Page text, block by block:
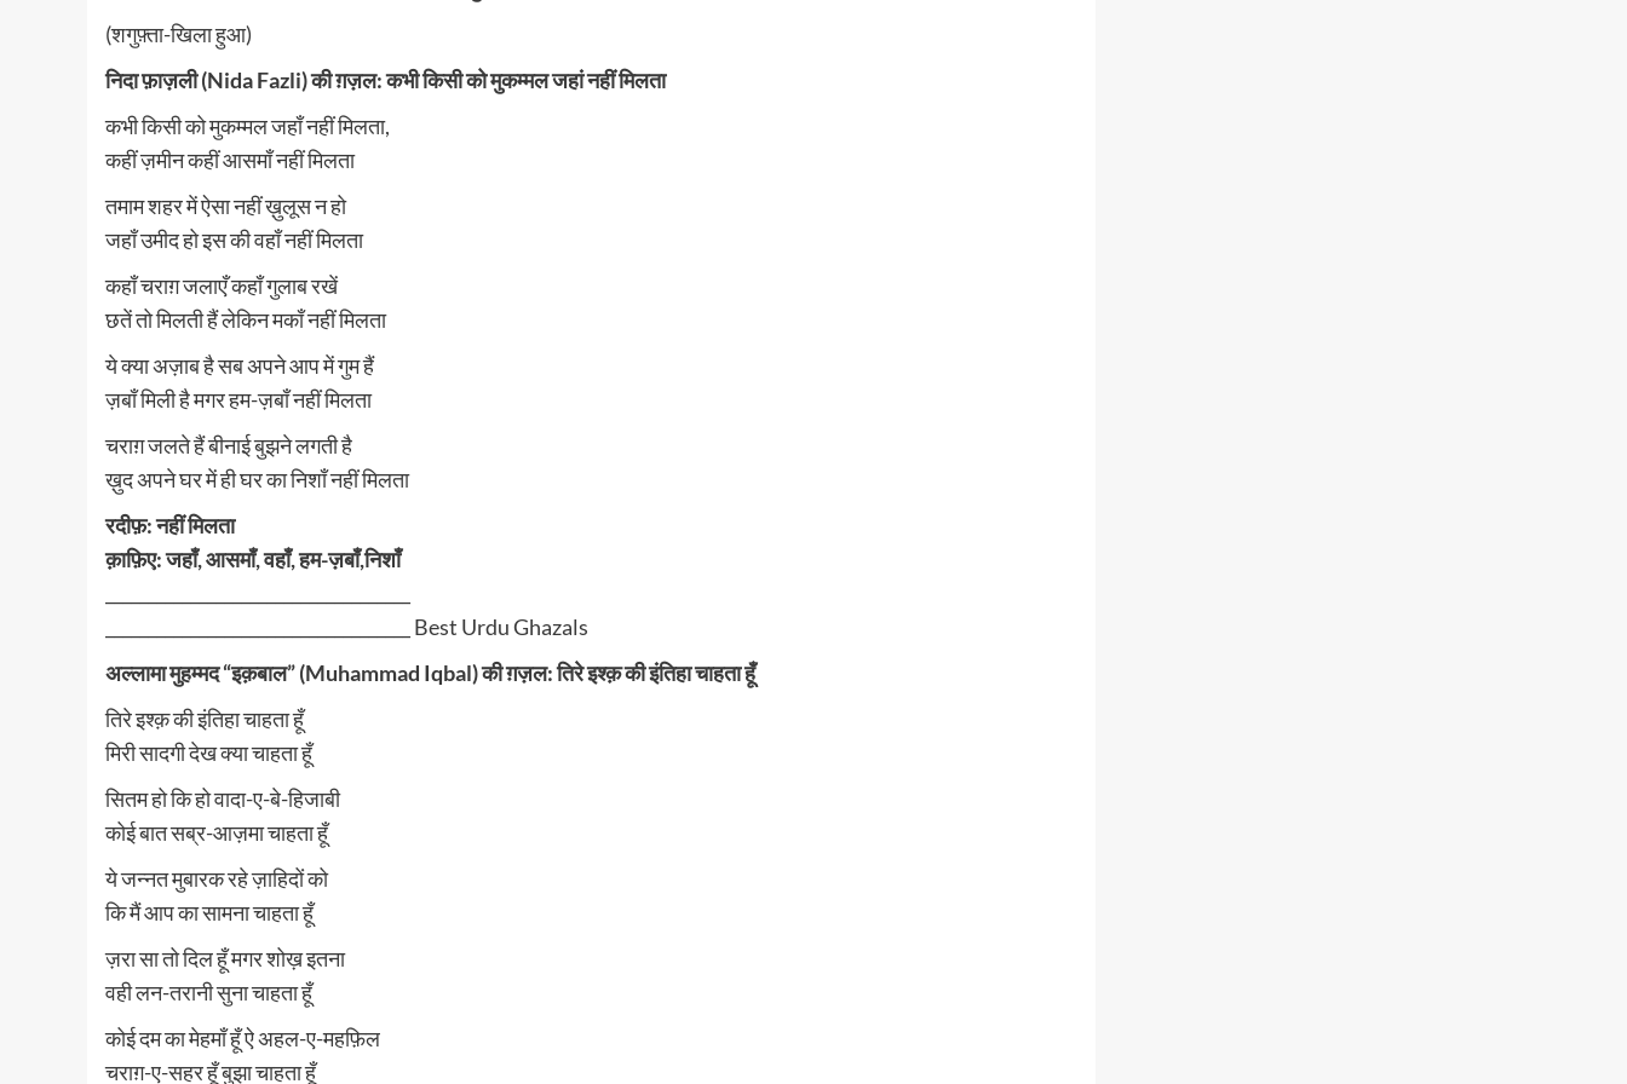
(शगुफ़्ता-खिला हुआ)
निदा फ़ाज़ली (Nida Fazli) की ग़ज़ल: कभी किसी को मुकम्मल जहां नहीं मिलता
कभी किसी को मुकम्मल जहाँ नहीं मिलता,
कहीं ज़मीन कहीं आसमाँ नहीं मिलता
तमाम शहर में ऐसा नहीं ख़ुलूस न हो
जहाँ उमीद हो इस की वहाँ नहीं मिलता
कहाँ चराग़ जलाएँ कहाँ गुलाब रखें
छतें तो मिलती हैं लेकिन मकाँ नहीं मिलता
ये क्या अज़ाब है सब अपने आप में गुम हैं
ज़बाँ मिली है मगर हम-ज़बाँ नहीं मिलता
चराग़ जलते हैं बीनाई बुझने लगती है
ख़ुद अपने घर में ही घर का निशाँ नहीं मिलता
रदीफ़: नहीं मिलता
क़ाफ़िए: जहाँ, आसमाँ, वहाँ, हम-ज़बाँ,निशाँ
____________________________________ Best Urdu Ghazals
अल्लामा मुहम्मद “इक़बाल” (Muhammad Iqbal) की ग़ज़ल: तिरे इश्क़ की इंतिहा चाहता हूँ
तिरे इश्क़ की इंतिहा चाहता हूँ
मिरी सादगी देख क्या चाहता हूँ
सितम हो कि हो वादा-ए-बे-हिजाबी
कोई बात सब्र-आज़मा चाहता हूँ
ये जन्नत मुबारक रहे ज़ाहिदों को
कि मैं आप का सामना चाहता हूँ
ज़रा सा तो दिल हूँ मगर शोख़ इतना
वही लन-तरानी सुना चाहता हूँ
कोई दम का मेहमाँ हूँ ऐ अहल-ए-महफ़िल
चराग़-ए-सहर हूँ बुझा चाहता हूँ